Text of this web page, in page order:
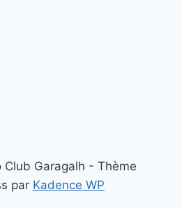
Garagalh - Thème
par Kadence WP